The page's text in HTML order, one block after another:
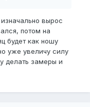
вырос
потом на
будет как ношу
уже увеличу силу
делать замеры и